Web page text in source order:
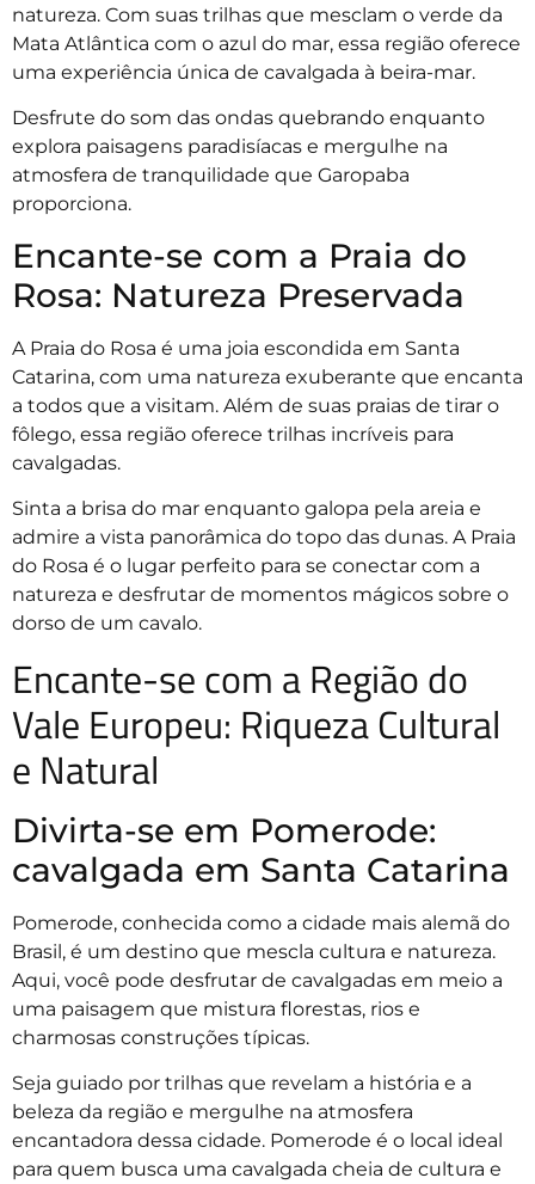
natureza. Com suas trilhas que mesclam o verde da
Mata Atlântica com o azul do mar, essa região oferece
uma experiência única de cavalgada à beira-mar.
Desfrute do som das ondas quebrando enquanto
explora paisagens paradisíacas e mergulhe na
atmosfera de tranquilidade que Garopaba
proporciona.
Encante-se com a Praia do
Rosa: Natureza Preservada
A Praia do Rosa é uma joia escondida em Santa
Catarina, com uma natureza exuberante que encanta
a todos que a visitam. Além de suas praias de tirar o
fôlego, essa região oferece trilhas incríveis para
cavalgadas.
Sinta a brisa do mar enquanto galopa pela areia e
admire a vista panorâmica do topo das dunas. A Praia
do Rosa é o lugar perfeito para se conectar com a
natureza e desfrutar de momentos mágicos sobre o
dorso de um cavalo.
Encante-se com a Região do
Vale Europeu: Riqueza Cultural
e Natural
Divirta-se em Pomerode:
cavalgada em Santa Catarina
Pomerode, conhecida como a cidade mais alemã do
Brasil, é um destino que mescla cultura e natureza.
Aqui, você pode desfrutar de cavalgadas em meio a
uma paisagem que mistura florestas, rios e
charmosas construções típicas.
Seja guiado por trilhas que revelam a história e a
beleza da região e mergulhe na atmosfera
encantadora dessa cidade. Pomerode é o local ideal
para quem busca uma cavalgada cheia de cultura e